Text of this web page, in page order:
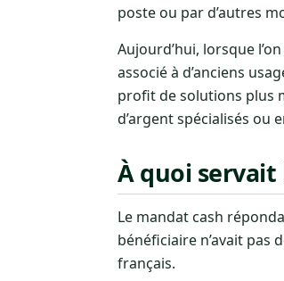
poste ou par d’autres
Aujourd’hui, lorsque
associé à d’anciens
profit de solutions plus
d’argent spécialisés ou
À quoi servait
Le mandat cash
bénéficiaire n’avait pas
français.